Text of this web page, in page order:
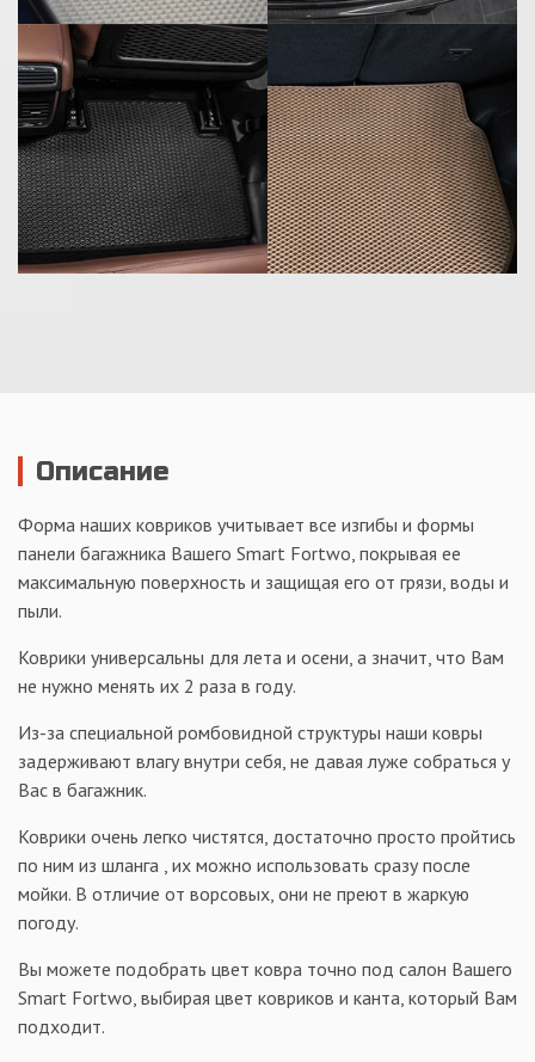
Описание
Форма наших ковриков учитывает все изгибы и формы
панели багажника Вашего Smart Fortwo, покрывая ее
максимальную поверхность и защищая его от грязи, воды и
пыли.
Коврики универсальны для лета и осени, а значит, что Вам
не нужно менять их 2 раза в году.
Из-за специальной ромбовидной структуры наши ковры
задерживают влагу внутри себя, не давая луже собраться у
Вас в багажник.
Коврики очень легко чистятся, достаточно просто пройтись
по ним из шланга , их можно использовать сразу после
мойки. В отличие от ворсовых, они не преют в жаркую
погоду.
Вы можете подобрать цвет ковра точно под салон Вашего
Smart Fortwo, выбирая цвет ковриков и канта, который Вам
подходит.